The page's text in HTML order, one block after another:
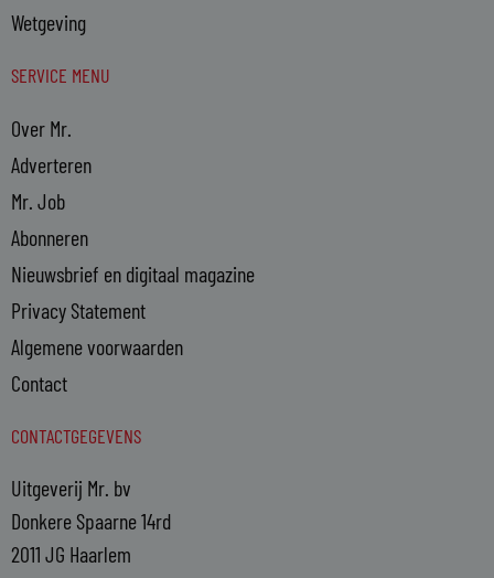
Wetgeving
SERVICE MENU
Over Mr.
Adverteren
Mr. Job
Abonneren
Nieuwsbrief en digitaal magazine
Privacy Statement
Algemene voorwaarden
Contact
CONTACTGEGEVENS
Uitgeverij Mr. bv
Donkere Spaarne 14rd
2011 JG Haarlem